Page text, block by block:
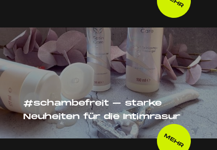
#schambefreit – starke
Neuheiten für die Intimrasur
MEHR